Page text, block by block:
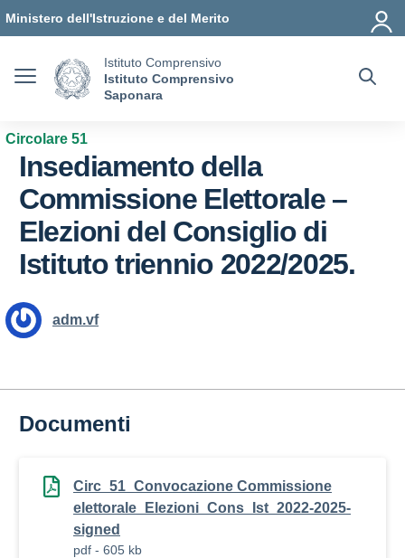
Ministero dell'Istruzione e del Merito
Istituto Comprensivo
Istituto Comprensivo
Saponara
Circolare 51
Insediamento della
Commissione Elettorale –
Elezioni del Consiglio di
Istituto triennio 2022/2025.
adm.vf
Documenti
Circ_51_Convocazione Commissione
elettorale_Elezioni_Cons_Ist_2022-2025-
signed
pdf - 605 kb